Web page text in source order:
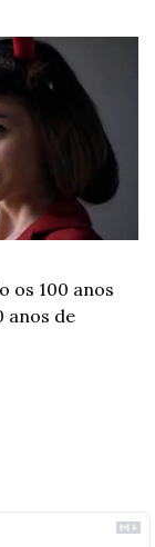
os 100 anos
anos de